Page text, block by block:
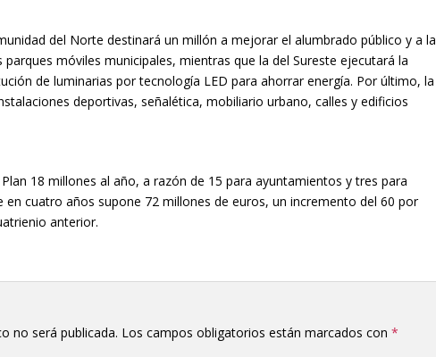
del Norte destinará un millón a mejorar el alumbrado público y a la
móviles municipales, mientras que la del Sureste ejecutará la
de luminarias por tecnología LED para ahorrar energía. Por último, la
deportivas, señalética, mobiliario urbano, calles y edificios
18 millones al año, a razón de 15 para ayuntamientos y tres para
en cuatro años supone 72 millones de euros, un incremento del 60 por
anterior.
no será publicada. Los campos obligatorios están marcados con *